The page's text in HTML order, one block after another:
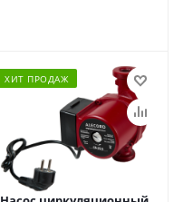
ХИТ ПРОДАЖ